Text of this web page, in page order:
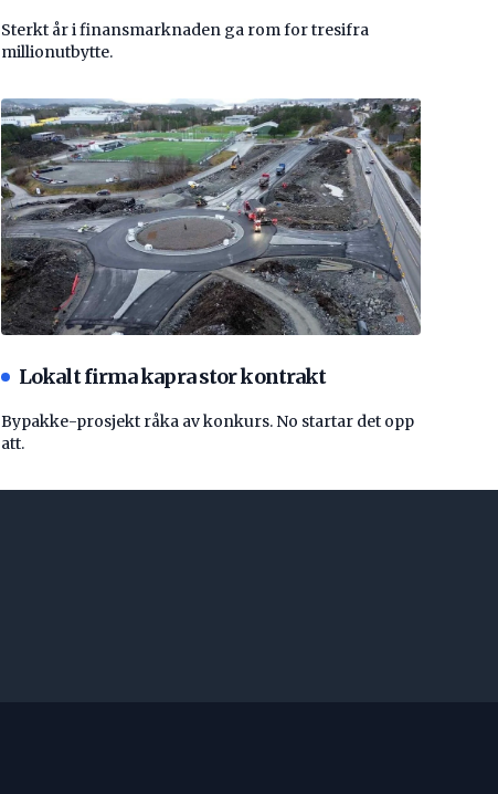
Sterkt år i finansmarknaden ga rom for tresifra
millionutbytte.
Lokalt firma kapra stor kontrakt
Bypakke-prosjekt råka av konkurs. No startar det opp
att.